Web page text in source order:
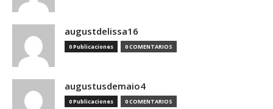
augustdelissa16
0 Publicaciones 0 COMENTARIOS
augustusdemaio4
0 Publicaciones 0 COMENTARIOS